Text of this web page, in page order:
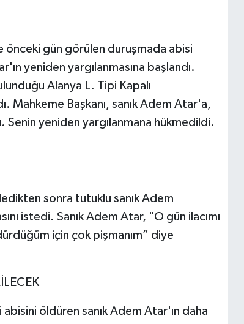
önceki gün görülen duruşmada abisi
yeniden yargılanmasına başlandı.
Alanya L. Tipi Kapalı
Mahkeme Başkanı, sanık Adem Atar'a,
yeniden yargılanmana hükmedildi.
sonra tutuklu sanık Adem
istedi. Sanık Adem Atar, "O gün ilacımı
için çok pişmanım” diye
öldüren sanık Adem Atar'ın daha